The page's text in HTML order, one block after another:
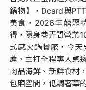
鍋物】，Dcard與
美食，2026年囍聚
得，隱身巷弄間營業
式感火鍋餐廳，今
薦，主打全程專人桌
肉品海鮮、新鮮食材
包廂空間，低調奢華